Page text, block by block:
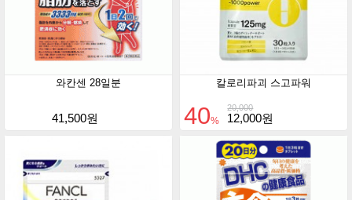
와칸센 28일분
41,500원
칼로리파괴 스고파워
20,000
40% 12,000원